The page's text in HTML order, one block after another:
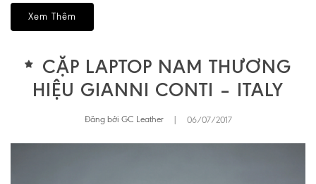
Xem Thêm
CẶP LAPTOP NAM THƯƠNG
HIỆU GIANNI CONTI – ITALY
Đăng bởi GC Leather 06/07/2017